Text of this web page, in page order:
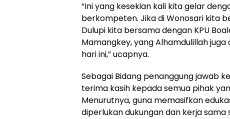
“Ini yang kesekian kali kita gelar
berkompeten. Jika di Wonosari kita
Dulupi kita bersama dengan KPU
Mamangkey, yang Alhamdulillah
hari ini,” ucapnya.
Sebagai Bidang penanggung jawab
terima kasih kepada semua pihak
Menurutnya, guna memasifkan
diperlukan dukungan dan kerja sama